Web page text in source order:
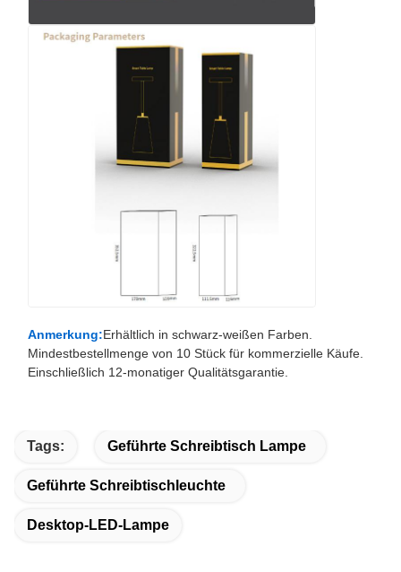
Anmerkung:Erhältlich in schwarz-weißen Farben.
Mindestbestellmenge von 10 Stück für kommerzielle Käufe.
Einschließlich 12-monatiger Qualitätsgarantie.
Tags: Geführte Schreibtisch Lampe
Geführte Schreibtischleuchte
Desktop-LED-Lampe